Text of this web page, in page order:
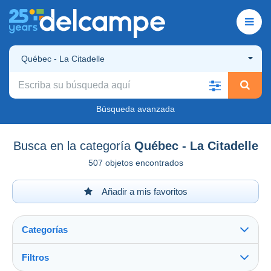
Québec - La Citadelle
Búsqueda avanzada
Busca en la categoría Québec - La Citadelle
507 objetos encontrados
Añadir a mis favoritos
Categorías
Filtros